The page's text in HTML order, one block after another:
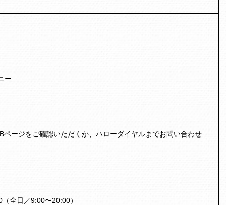
ー
ページをご確認いただくか、ハローダイヤルまでお問い合わせ
全日／9:00〜20:00）